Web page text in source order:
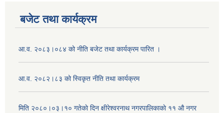
बजेट तथा कार्यक्रम
आ.व. २०८३।०८४ को नीति बजेट तथा कार्यक्रम पारित ।
आ.व. २०८२।८३ को स्विकृत नीति तथा कार्यक्रम
मिति २०८०।०३।१० गतेकाे दिन क्षीरेश्वरनाथ नगरपालिकाकाे ११ ‍औ नगर